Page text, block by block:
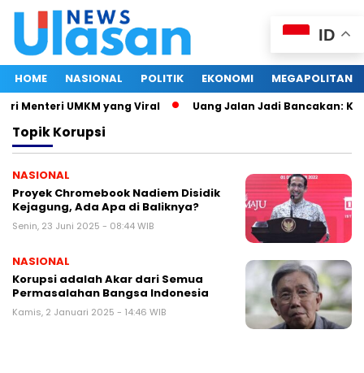
HOME NASIONAL POLITIK EKONOMI MEGAPOLITAN
Menteri UMKM yang Viral Uang Jalan Jadi Bancakan:
TopikKorupsi
NASIONAL
Proyek Chromebook Nadiem Disidik
Kejagung, Ada Apa di Baliknya?
Senin, 23 Juni 2025 - 08:44 WIB
NASIONAL
Korupsi adalah Akar dari Semua
Permasalahan Bangsa Indonesia
Kamis, 2 Januari 2025 - 14:46 WIB
ID